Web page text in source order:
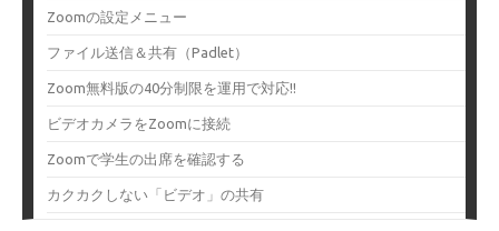
Zoomの設定メニュー
ファイル送信＆共有（Padlet）
Zoom無料版の40分制限を運用で対応!!
ビデオカメラをZoomに接続
Zoomで学生の出席を確認する
カクカクしない「ビデオ」の共有